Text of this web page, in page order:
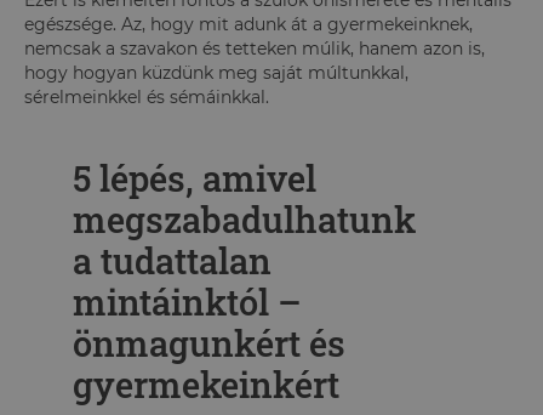
egészsége. Az, hogy mit adunk át a gyermekeinknek,
nemcsak a szavakon és tetteken múlik, hanem azon is,
hogy hogyan küzdünk meg saját múltunkkal,
sérelmeinkkel és sémáinkkal.
5 lépés, amivel
megszabadulhatunk
a tudattalan
mintáinktól –
önmagunkért és
gyermekeinkért